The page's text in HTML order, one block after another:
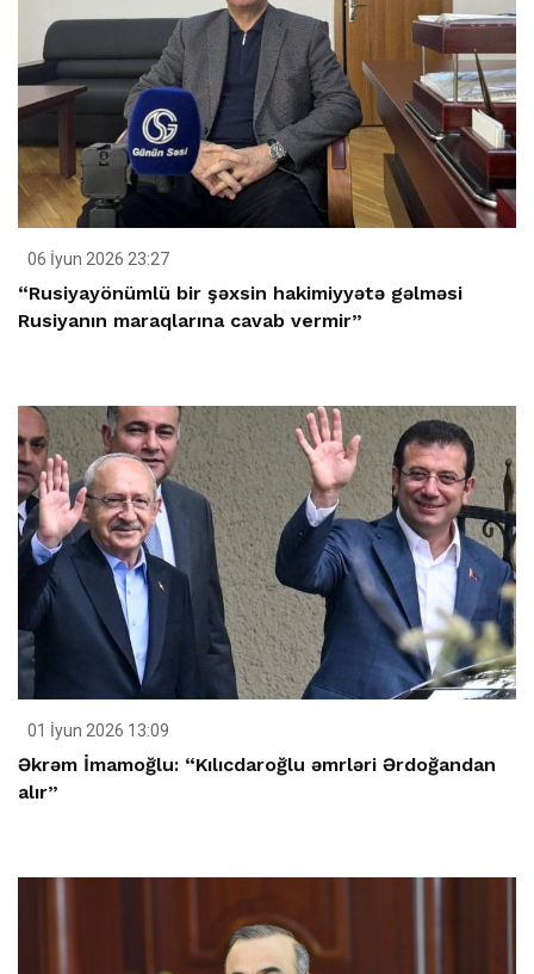
06 İyun 2026 23:27
“Rusiyayönümlü bir şəxsin hakimiyyətə gəlməsi
Rusiyanın maraqlarına cavab vermir”
01 İyun 2026 13:09
Əkrəm İmamoğlu: “Kılıcdaroğlu əmrləri Ərdoğandan
alır”